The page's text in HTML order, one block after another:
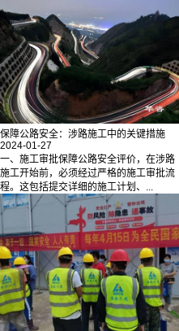
保障公路安全：涉路施工中的关键措施
2024-01-27
一、施工审批保障公路安全评价，在涉路
施工开始前，必须经过严格的施工审批流
程。这包括提交详细的施工计划、...